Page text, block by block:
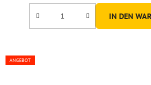
IN DEN
ANGEBOT